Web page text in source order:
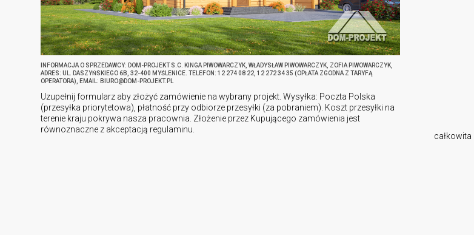
INFORMACJA O SPRZEDAWCY: DOM-PROJEKT S.C. KINGA PIWOWARCZYK, WŁADYSŁAW PIWOWARCZYK, ZOFIA PIWOWARCZYK,
ADRES: UL. DASZYŃSKIEGO 6B, 32-400 MYŚLENICE. TELEFON: 12 274 08 22, 12 272 34 35 (OPŁATA ZGODNA Z TARYFĄ
OPERATORA), EMAIL: BIURO@DOM-PROJEKT.PL
Uzupełnij formularz aby złożyć zamówienie na wybrany projekt. Wysyłka: Poczta Polska
(przesyłka priorytetowa), płatność przy odbiorze przesyłki (za pobraniem). Koszt przesyłki na
terenie kraju pokrywa nasza pracownia. Złożenie przez Kupującego zamówienia jest
równoznaczne z akceptacją regulaminu.